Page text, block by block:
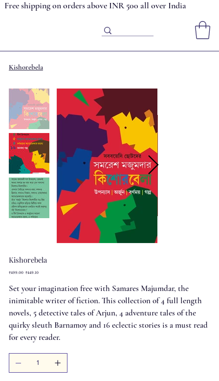
Free shipping on orders above INR 500 all over India
Kishorebela
Kishorebela
Original
₹499.00 Sale
₹449.10
Set your imagination free with Samares Majumdar, the
inimitable writer of fiction. This collection of 4 full length
novels, 5 detective tales of Arjun, 4 adventure tales of the
quirky sleuth Barnamoy and 16 eclectic stories is a must read
for every reader.